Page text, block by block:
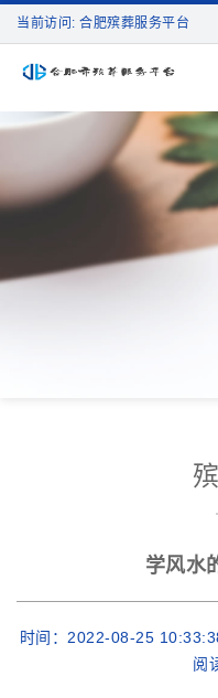
当前访问: 合肥殡葬服务平台
学风水
时间：2022-08-25
阅